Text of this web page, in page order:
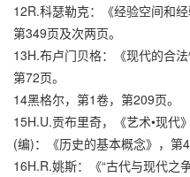
12R.科瑟勒克：《经验空间和
第349页及次两页。
13H.布卢门贝格：《现代的合
第72页。
14黑格尔，第1卷，第209页。
15H.U.贡布里奇，《艺术•现代
(编)：《历史的基本概念》，第
16H.R.姚斯：《“古代与现代之